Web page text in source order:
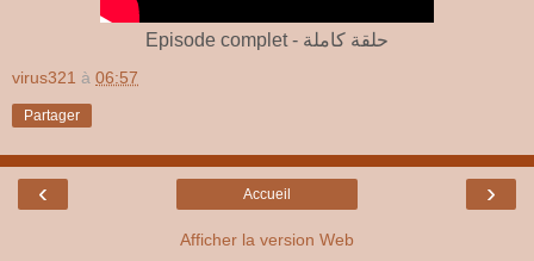
Episode complet - حلقة كاملة
virus321 à 06:57
Partager
‹ ›
Accueil
Afficher la version Web